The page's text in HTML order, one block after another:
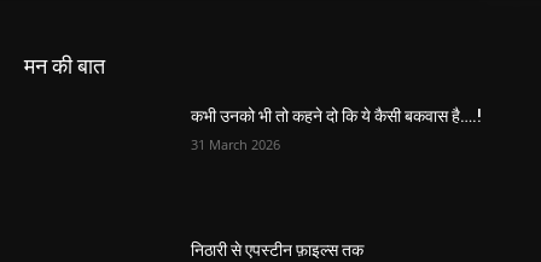
मन की बात
कभी उनको भी तो कहने दो कि ये कैसी बकवास है….!
31 March 2026
निठारी से एपस्टीन फ़ाइल्स तक